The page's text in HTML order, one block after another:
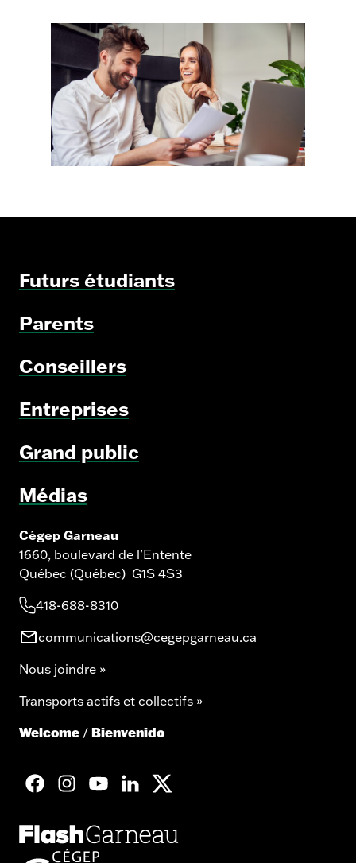
acquis
employés
Cégep Garneau
1660, boulevard de l’Entente
Québec (Québec) G1S 4S3
418-688-8310
communications@cegepgarneau.ca
Nous joindre »
Transports actifs et collectifs »
Welcome / Bienvenido
facebookgoogleplusgoogleplus
googleplusgoogleplus
Futurs étudiants
Parents
Conseillers
Entreprises
Grand public
Médias